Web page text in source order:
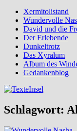
Xermitolistand
Wundervolle
David und die
Der Erlebende
Dunkeltrotz
Das Xyralum
Album des
Gedankenblog
Schlagwort: